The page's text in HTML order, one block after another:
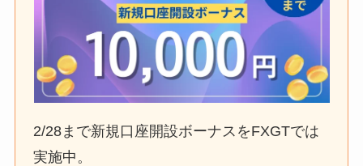
2/28まで新規口座開設ボーナスをFXGTでは
実施中。